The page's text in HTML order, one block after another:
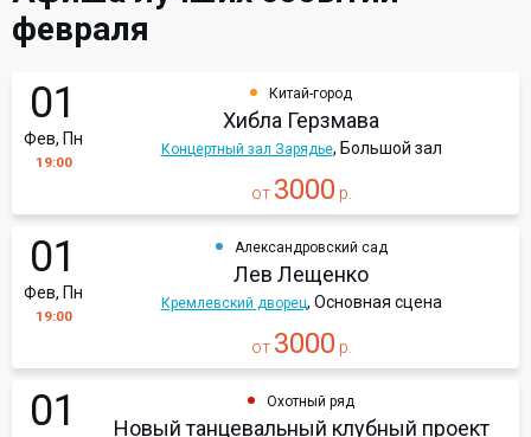
февраля
01
Фев, Пн
19:00
Китай-город
Хибла Герзмава
Концертный зал Зарядье, Большой зал
от 3000 р.
01
Фев, Пн
19:00
Александровский сад
Лев Лещенко
Кремлевский дворец, Основная сцена
от 3000 р.
01 Охотный ряд
Новый танцевальный клубный проект